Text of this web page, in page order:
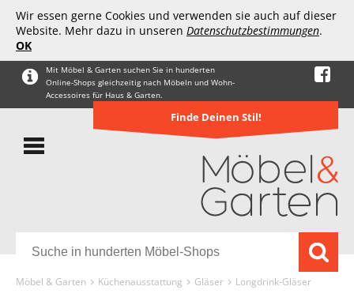
Wir essen gerne Cookies und verwenden sie auch auf dieser
Website. Mehr dazu in unseren Datenschutzbestimmungen.
OK
Mit Möbel & Garten suchen Sie in hunderten
Online-Shops gleichzeitig nach Möbeln und Wohn-
Accessoires für Haus & Garten.
Finde Deinen Stil!
Möbel & Garten Küchenausstattung Gläser Longdrink-Gläser